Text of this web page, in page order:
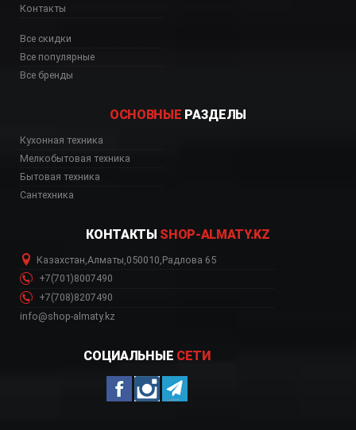
Контакты
Все скидки
Все популярные
Все бренды
ОСНОВНЫЕ РАЗДЕЛЫ
Кухонная техника
Мелкобытовая техника
Бытовая техника
Сантехника
КОНТАКТЫ SHOP-ALMATY.KZ
Казахстан Алматы 050010 Радлова 65
+7(701)8007490
+7(708)8207490
info@shop-almaty.kz
СОЦИАЛЬНЫЕ СЕТИ